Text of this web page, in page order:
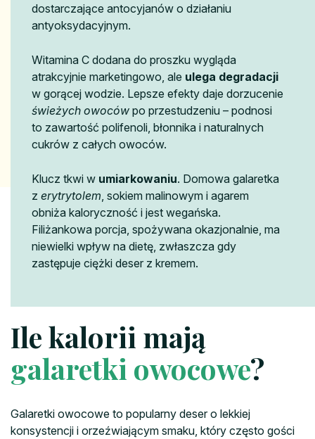
dostarczające antocyjanów o działaniu
antyoksydacyjnym.
Witamina C dodana do proszku wygląda
atrakcyjnie marketingowo, ale ulega degradacji
w gorącej wodzie. Lepsze efekty daje dorzucenie
świeżych owoców po przestudzeniu – podnosi
to zawartość polifenoli, błonnika i naturalnych
cukrów z całych owoców.
Klucz tkwi w umiarkowaniu. Domowa galaretka
z erytrytolem , sokiem malinowym i agarem
obniża kaloryczność i jest wegańska.
Filiżankowa porcja, spożywana okazjonalnie, ma
niewielki wpływ na dietę, zwłaszcza gdy
zastępuje ciężki deser z kremem.
Ile kalorii mają
galaretki owocowe?
Galaretki owocowe to popularny deser o lekkiej
konsystencji i orzeźwiającym smaku, który często gości